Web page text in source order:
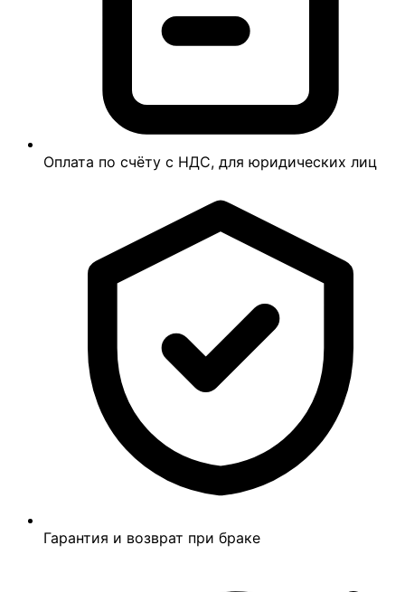
Оплата по счёту с НДС, для юридических лиц
Гарантия и возврат при браке